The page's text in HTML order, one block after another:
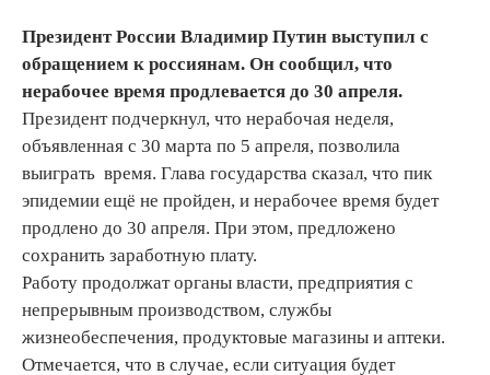
Президент России Владимир Путин выступил с
обращением к россиянам. Он сообщил, что
нерабочее время продлевается до 30 апреля.
Президент подчеркнул, что нерабочая неделя,
объявленная с 30 марта по 5 апреля, позволила
выиграть время. Глава государства сказал, что пик
эпидемии ещё не пройден, и нерабочее время будет
продлено до 30 апреля. При этом, предложено
сохранить заработную плату.
Работу продолжат органы власти, предприятия с
непрерывным производством, службы
жизнеобеспечения, продуктовые магазины и аптеки.
Отмечается, что в случае, если ситуация будет